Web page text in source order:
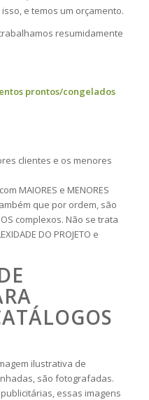
isso, e temos um orçamento.
resumidamente
prontos/congelados
clientes e os menores
MAIORES e MENORES
que por ordem, são
complexos. Não se trata
DO PROJETO e
ilustrativa de
são fotografadas.
essas imagens